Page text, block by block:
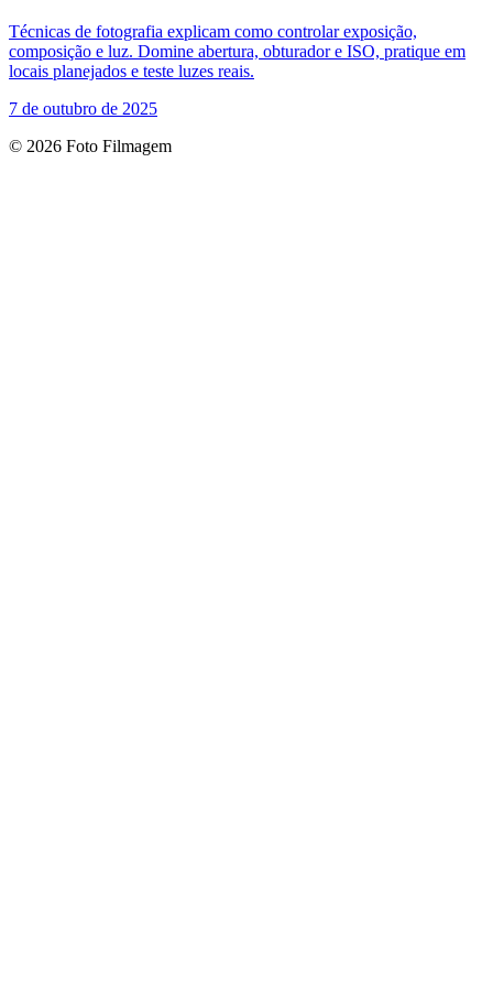
Técnicas de fotografia explicam como controlar exposição,
composição e luz. Domine abertura, obturador e ISO, pratique em
locais planejados e teste luzes reais.
7 de outubro de 2025
© 2026 Foto Filmagem